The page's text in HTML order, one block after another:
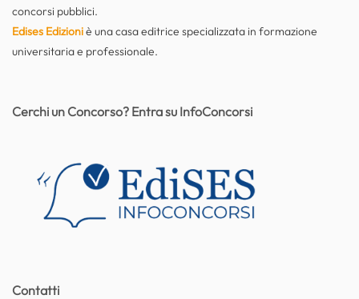
concorsi pubblici.
Edises Edizioniè una casa editrice specializzata in formazione
universitaria e professionale.
Contatti
Cerchi un Concorso? Entra su InfoConcorsi